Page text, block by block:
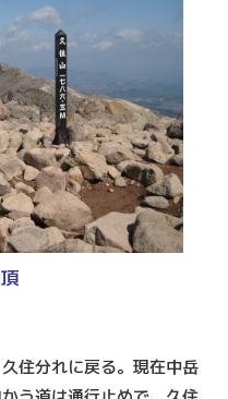
住分れに戻る。現在中岳